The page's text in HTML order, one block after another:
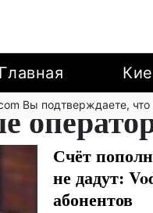
Главная
Вы подтверждаете, что
Счёт
не дадут:
абонентов